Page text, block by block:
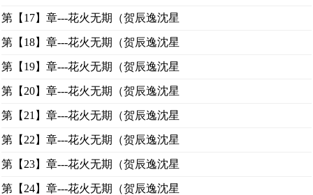
第【17】章---花火无期（贺辰逸沈星
第【18】章---花火无期（贺辰逸沈星
第【19】章---花火无期（贺辰逸沈星
第【20】章---花火无期（贺辰逸沈星
第【21】章---花火无期（贺辰逸沈星
第【22】章---花火无期（贺辰逸沈星
第【23】章---花火无期（贺辰逸沈星
第【24】章---花火无期（贺辰逸沈星